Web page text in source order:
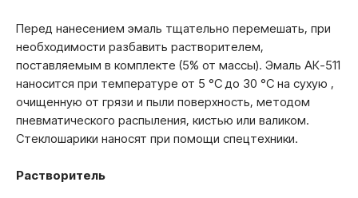
Перед нанесением эмаль тщательно перемешать, при
необходимости разбавить растворителем,
поставляемым в комплекте (5% от массы). Эмаль АК-511
наносится при температуре от 5 °C до 30 °С на сухую ,
очищенную от грязи и пыли поверхность, методом
пневматического распыления, кистью или валиком.
Стеклошарики наносят при помощи спецтехники.
Растворитель